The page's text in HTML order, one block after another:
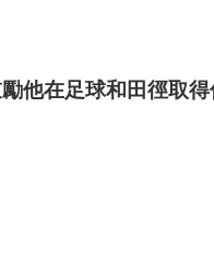
他在足球和田徑取得